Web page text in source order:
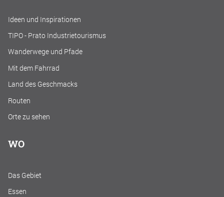
Ideen und Inspirationen
TIPO - Prato Industrietourismus
Wanderwege und Pfade
Mit dem Fahrrad
Land des Geschmacks
Routen
Orte zu sehen
WO
Das Gebiet
Essen